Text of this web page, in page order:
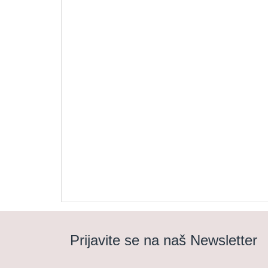
Prijavite se na naš Newsletter